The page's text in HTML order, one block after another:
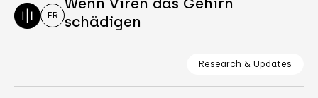
FR
Wenn Viren das Gehirn
schädigen
Research & Updates